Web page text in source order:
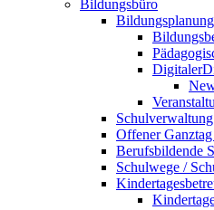
Bildungsbüro
Bildungsplanung
Schulverwaltung
Offener
Berufsbildende
Schulwege /